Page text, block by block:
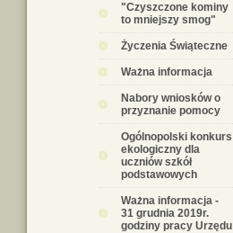
"Czyszczone kominy
to mniejszy smog"
Życzenia Świąteczne
Ważna informacja
Nabory wniosków o
przyznanie pomocy
Ogólnopolski konkurs
ekologiczny dla
uczniów szkół
podstawowych
Ważna informacja -
31 grudnia 2019r.
godziny pracy Urzędu